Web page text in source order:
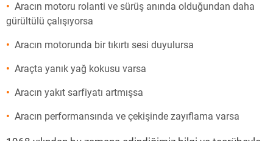
Aracın motoru rolanti ve sürüş anında olduğundan daha
gürültülü çalışıyorsa
Aracın motorunda bir tıkırtı sesi duyulursa
Araçta yanık yağ kokusu varsa
Aracın yakıt sarfiyatı artmışsa
Aracın performansında ve çekişinde zayıflama varsa